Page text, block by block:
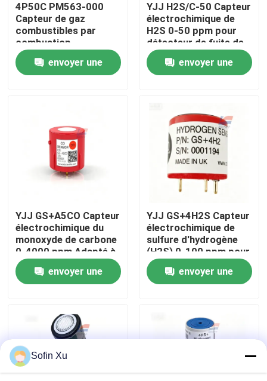
À la maison
Produits
À propos de nous
Contrôle de la qualité
Nous contacter
Les affaires
Capteur oxygène-gaz
4P50C PM563-000
Capteur de gaz
combustibles par
combustion
catalytique Détecteur
à installation fixe
envoyer une
YJJ H2S/C-50 Capteur
électrochimique de
H2S 0-50 ppm pour
détecteur de fuite de
gaz des champs
pétrolifèresenvoyer une
YJJ GS+A5CO Capteur
électrochimique du
monoxyde de carbone
0-4000 ppm Adapté à
la détection des
émissions de fumée
envoyer une
YJJ GS+4H2S Capteur
électrochimique de
sulfure d'hydrogène
(H2S) 0-100 ppm pour
détecteurs de gaz
industrielsenvoyer une
Sofin Xu